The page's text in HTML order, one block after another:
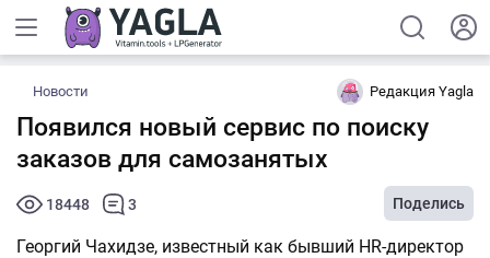
Новости Редакция Yagla
Появился новый сервис по поиску
заказов для самозанятых
18448 3 Поделись
Георгий Чахидзе, известный как бывший HR-директор